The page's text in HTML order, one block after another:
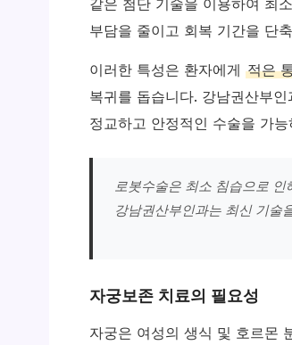
같은 첨단 기술을 이용하여 최
부담을 줄이고 회복 기간을 단
이러한 특성은 환자에게 적은
복귀를 돕습니다. 강남권산부
정교하고 안정적인 수술을 가
로봇수술은 최소 침습으로
강남권산부인과는 최신 기술
자궁보존 치료의 필요성
자궁은 여성의 생식 및 호르몬